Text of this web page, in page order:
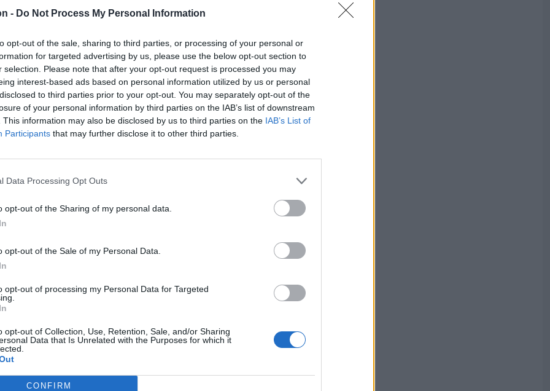
- Do Not Process My Personal Information
opt-out of the sale, sharing to third parties, or processing of your personal or
for targeted advertising by us, please use the below opt-out section to
selection. Please note that after your opt-out request is processed you may
interest-based ads based on personal information utilized by us or personal
to third parties prior to your opt-out. You may separately opt-out of the
of your personal information by third parties on the IAB’s list of downstream
This information may also be disclosed by us to third parties on the IAB’s List of
Participants that may further disclose it to other third parties.
Data Processing Opt Outs
opt-out of the Sharing of my personal data.
opt-out of the Sale of my Personal Data.
opt-out of processing my Personal Data for Targeted
opt-out of Collection, Use, Retention, Sale, and/or Sharing
Data that Is Unrelated with the Purposes for which it
CONFIRM
ára
Nagy pofonba szaladt
belé a Kolozsvári CFR,
Loki is